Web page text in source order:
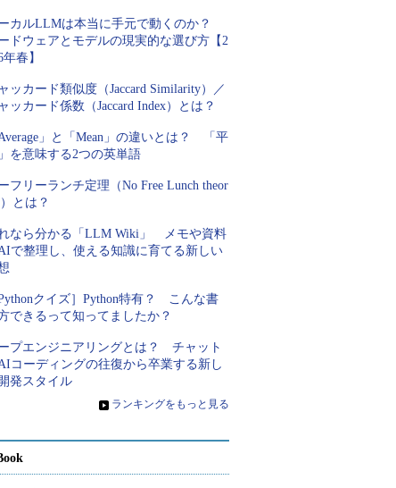
カルLLMは本当に手元で動くのか？
ドウェアとモデルの現実的な選び方【2
年春】
ッカード類似度（Jaccard Similarity）／
ッカード係数（Jaccard Index）とは？
Average」と「Mean」の違いとは？ 「平
を意味する2つの英単語
フリーランチ定理（No Free Lunch theor
とは？
なら分かる「LLM Wiki」 メモや資料
で整理し、使える知識に育てる新しい
Pythonクイズ］Python特有？ こんな書
できるって知ってましたか？
プエンジニアリングとは？ チャット
コーディングの往復から卒業する新し
発スタイル
» ランキングをもっと見る